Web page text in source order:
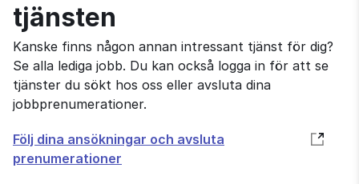
tjänsten
Kanske finns någon annan intressant tjänst för dig?
Se alla lediga jobb. Du kan också logga in för att se
tjänster du sökt hos oss eller avsluta dina
jobbprenumerationer.
Följ dina ansökningar och avsluta
prenumerationer
Öppnas
i